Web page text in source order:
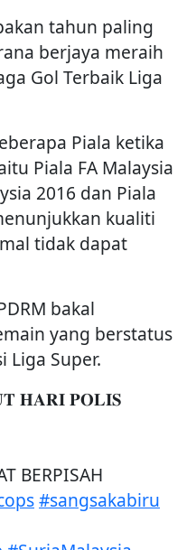
tahun paling
berjaya meraih
Gol Terbaik Liga
Piala ketika
Piala FA Malaysia
2016 dan Piala
kualiti
tidak dapat
bakal
yang berstatus
Liga Super.
𝐇𝐀𝐑𝐈 𝐏𝐎𝐋𝐈𝐒
BERPISAH
#sangsakabiru